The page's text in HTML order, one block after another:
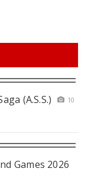
(A.S.S.)
10
Games 2026